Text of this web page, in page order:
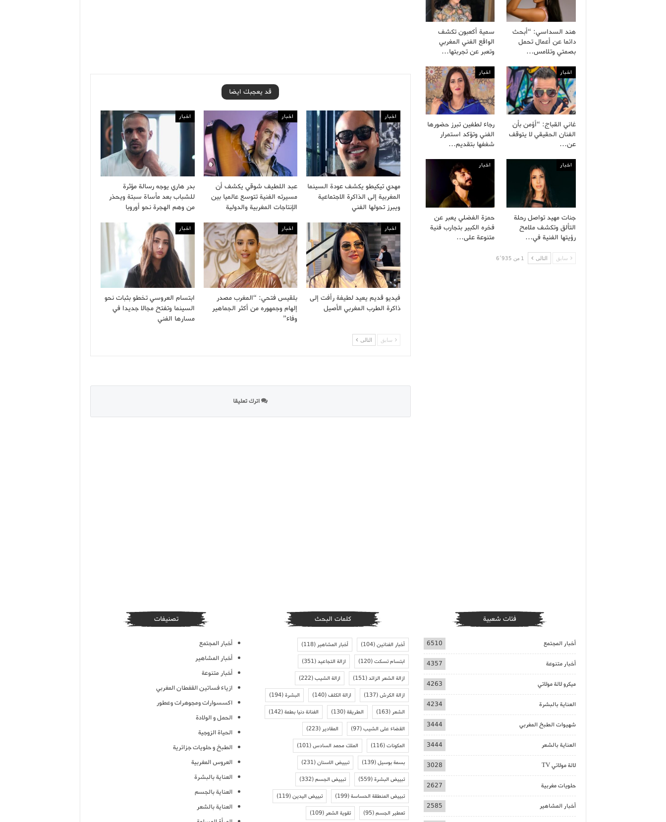
قد يعجبك ايضا
اخبار
مهدي تيكيطو يكشف عودة السينما
المغربية إلى الذاكرة الاجتماعية
ويبرز تحولها الفني
اخبار
عبد اللطيف شوقي يكشف أن
مسيرته الفنية تتوسع عالميا بين
الإنتاجات المغربية والدولية
اخبار
بدر هاري يوجه رسالة مؤثرة
للشباب بعد مأساة سبتة ويحذر
من وهم الهجرة نحو أوروبا
اخبار
فيديو قديم يعيد لطيفة رأفت إلى
ذاكرة الطرب المغربي الأصيل
اخبار
بلقيس فتحي: “المغرب مصدر
إلهام وجمهوره من أكثر الجماهير
وفاء”
اخبار
ابتسام العروسي تخطو بثبات نحو
السينما وتفتح مجالا جديدا في
مسارها الفني
سابق التالى
اترك تعليقا
هند السداسي: “أبحث
دائما عن أعمال تحمل
بصمتي وتلامس…
سمية أكعبون تكشف
الواقع الفني المغربي
وتعبر عن تجربتها…
اخبار
غاني القباج: “أؤمن بأن
الفنان الحقيقي لا يتوقف
عن…
اخبار
رجاء لطفين تبرز حضورها
الفني وتؤكد استمرار
شغفها بتقديم…
اخبار
جنات مهيد تواصل رحلة
التألق وتكشف ملامح
رؤيتها الفنية في…
اخبار
حمزة الفضلي يعبر عن
فخره الكبير بتجارب فنية
متنوعة على…
سابق التالى 1 من 6٬935
فئات شعبية
أخبار المجتمع 6510
أخبار متنوعة 4357
ميكرو لالة مولاتي 4263
العناية بالبشرة 4234
شهيوات الطبخ المغربي 3444
العناية بالشعر 3444
لالة مولاتي TV 3028
حلويات مغربية 2627
أخبار المشاهير 2585
كلمات البحث
أخبار الفنانين(104) أخبار المشاهير(118)
ابتسام تسكت(120) ازالة التجاعيد(351)
ازالة الشعر الزائد(151) ازالة الشيب(222)
ازالة الكرش(137) ازالة الكلف(140) البشرة(194)
الشعر(163) الطريقة(130) الفنانة دنيا بطمة(142)
القضاء على الشيب(97) المقادير(223)
المكونات(116) الملك محمد السادس(101)
بسمة بوسيل(139) تبييض الاسنان(231)
تبييض البشرة(559) تبييض الجسم(332)
تبييض المنطقة الحساسة(199) تبييض اليدين(119)
تعطير الجسم(95) تقوية الشعر(109)
تصنيفات
أخبار المجتمع
أخبار المشاهير
أخبار متنوعة
ازياء فساتين القفطان المغربي
اكسسوارات ومجوهرات وعطور
الحمل و الولادة
الحياة الزوجية
الطبخ و حلويات جزائرية
العروس المغربية
العناية بالبشرة
العناية بالجسم
العناية بالشعر